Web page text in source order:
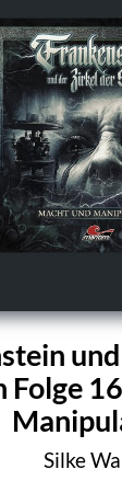
Folge
Silke